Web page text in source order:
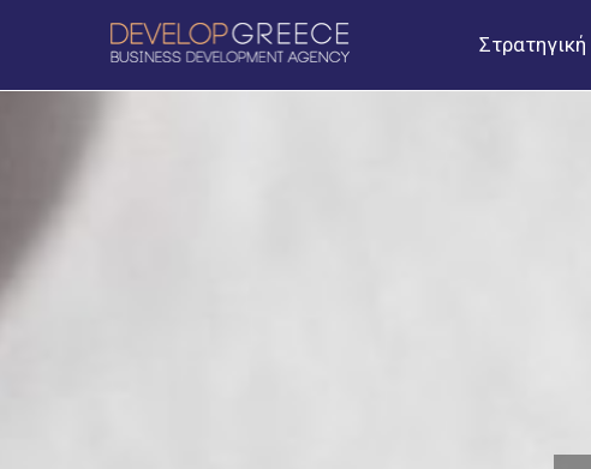
Στρατηγική